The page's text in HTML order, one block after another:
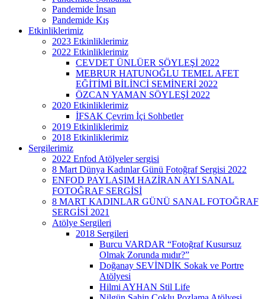
Pandemide İnsan
Pandemide Kış
Etkinliklerimiz
2023 Etkinliklerimiz
2022 Etkinliklerimiz
CEVDET ÜNLÜER SÖYLEŞİ 2022
MEBRUR HATUNOĞLU TEMEL AFET
EĞİTİMİ BİLİNCİ SEMİNERİ 2022
ÖZCAN YAMAN SÖYLEŞİ 2022
2020 Etkinliklerimiz
İFSAK Çevrim İçi Sohbetler
2019 Etkinliklerimiz
2018 Etkinliklerimiz
Sergilerimiz
2022 Enfod Atölyeler sergisi
8 Mart Dünya Kadınlar Günü Fotoğraf Sergisi 2022
ENFOD PAYLAŞIM HAZİRAN AYI SANAL
FOTOĞRAF SERGİSİ
8 MART KADINLAR GÜNÜ SANAL FOTOĞRAF
SERGİSİ 2021
Atölye Sergileri
2018 Sergileri
Burcu VARDAR “Fotoğraf Kusursuz
Olmak Zorunda mıdır?”
Doğanay SEVİNDİK Sokak ve Portre
Atölyesi
Hilmi AYHAN Stil Life